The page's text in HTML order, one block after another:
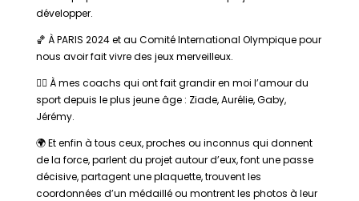
développer.
🏀 À PARIS 2024 et au Comité International Olympique pour
nous avoir fait vivre des jeux merveilleux.
🏋️‍♂️ À mes coachs qui ont fait grandir en moi l’amour du
sport depuis le plus jeune âge : Ziade, Aurélie, Gaby,
Jérémy.
🌍Et enfin à tous ceux, proches ou inconnus qui donnent
de la force, parlent du projet autour d’eux, font une passe
décisive, partagent une plaquette, trouvent les
coordonnées d’un médaillé ou montrent les photos à leur